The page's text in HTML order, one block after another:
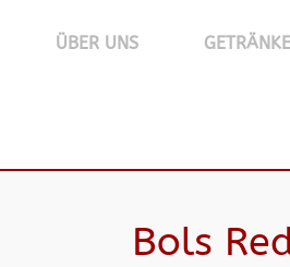
ÜBER UNS
Bols